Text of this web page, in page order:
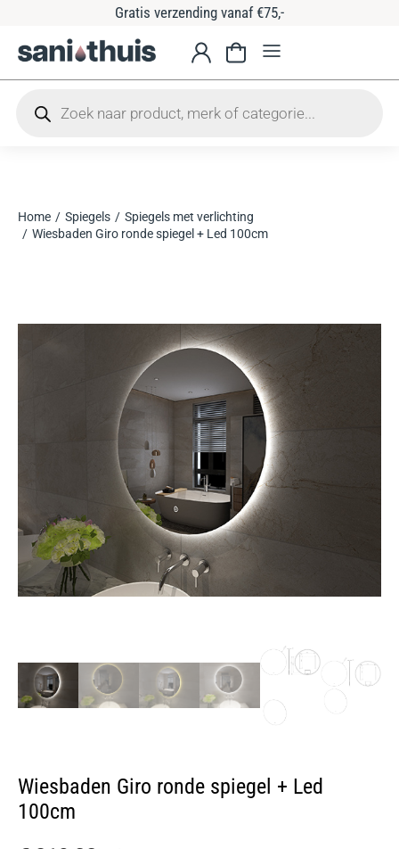
Gratis verzending vanaf €75,-
Je bent hier:
Home Spiegels
Spiegels met verlichting
Wiesbaden Giro ronde spiegel + Led 100cm
Wiesbaden Giro ronde spiegel + Led
100cm